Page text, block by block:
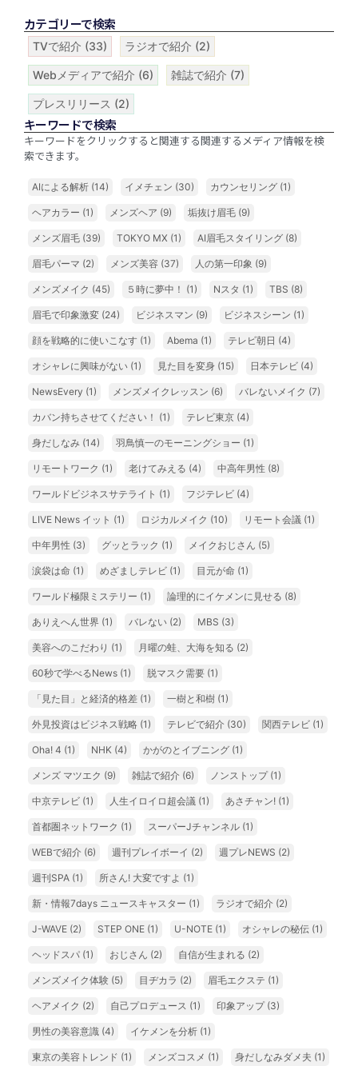
カテゴリーで検索
TVで紹介 (33) ラジオで紹介 (2)
Webメディアで紹介 (6) 雑誌で紹介 (7)
プレスリリース (2)
キーワードで検索
キーワードをクリックすると関連する関連するメディア情報を検
索できます。
AIによる解析 (14) イメチェン (30) カウンセリング (1)
ヘアカラー (1) メンズヘア (9) 垢抜け眉毛 (9)
メンズ眉毛 (39) TOKYO MX (1) AI眉毛スタイリング (8)
眉毛パーマ (2) メンズ美容 (37) 人の第一印象 (9)
メンズメイク (45) ５時に夢中！ (1) Nスタ (1) TBS (8)
眉毛で印象激変 (24) ビジネスマン (9) ビジネスシーン (1)
顔を戦略的に使いこなす (1) Abema (1) テレビ朝日 (4)
オシャレに興味がない (1) 見た目を変身 (15) 日本テレビ (4)
NewsEvery (1) メンズメイクレッスン (6) バレないメイク (7)
カバン持ちさせてください！ (1) テレビ東京 (4)
身だしなみ (14) 羽鳥慎一のモーニングショー (1)
リモートワーク (1) 老けてみえる (4) 中高年男性 (8)
ワールドビジネスサテライト (1) フジテレビ (4)
LIVE News イット (1) ロジカルメイク (10) リモート会議 (1)
中年男性 (3) グッとラック (1) メイクおじさん (5)
涙袋は命 (1) めざましテレビ (1) 目元が命 (1)
ワールド極限ミステリー (1) 論理的にイケメンに見せる (8)
ありえへん世界 (1) バレない (2) MBS (3)
美容へのこだわり (1) 月曜の蛙、大海を知る (2)
60秒で学べるNews (1) 脱マスク需要 (1)
「見た目」と経済的格差 (1) 一樹と和樹 (1)
外見投資はビジネス戦略 (1) テレビで紹介 (30) 関西テレビ (1)
Oha! 4 (1) NHK (4) かがのとイブニング (1)
メンズ マツエク (9) 雑誌で紹介 (6) ノンストップ (1)
中京テレビ (1) 人生イロイロ超会議 (1) あさチャン! (1)
首都圏ネットワーク (1) スーパーJチャンネル (1)
WEBで紹介 (6) 週刊プレイボーイ (2) 週プレNEWS (2)
週刊SPA (1) 所さん! 大変ですよ (1)
新・情報7days ニュースキャスター (1) ラジオで紹介 (2)
J-WAVE (2) STEP ONE (1) U-NOTE (1) オシャレの秘伝 (1)
ヘッドスパ (1) おじさん (2) 自信が生まれる (2)
メンズメイク体験 (5) 目ヂカラ (2) 眉毛エクステ (1)
ヘアメイク (2) 自己プロデュース (1) 印象アップ (3)
男性の美容意識 (4) イケメンを分析 (1)
東京の美容トレンド (1) メンズコスメ (1) 身だしなみダメ夫 (1)